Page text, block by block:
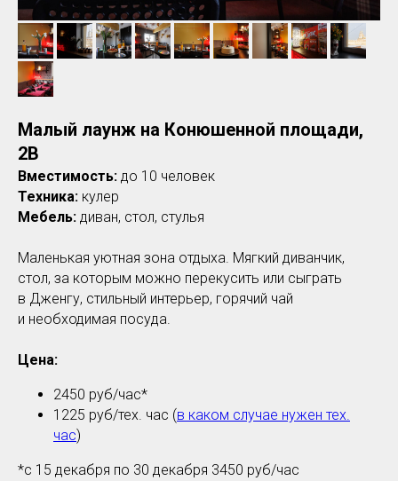
Малый лаунж на Конюшенной площади,
2В
Вместимость: до 10 человек
Техника: кулер
Мебель: диван, стол, стулья
Маленькая уютная зона отдыха. Мягкий диванчик,
стол, за которым можно перекусить или сыграть
в Дженгу, стильный интерьер, горячий чай
и необходимая посуда.
Цена:
2450 руб/час*
1225 руб/тех. час (в каком случае нужен тех.
час)
*с 15 декабря по 30 декабря 3450 руб/час